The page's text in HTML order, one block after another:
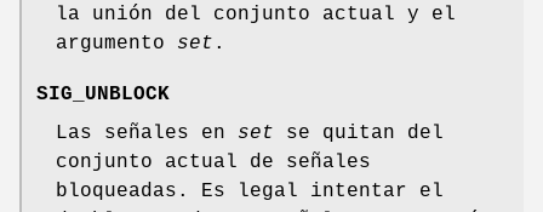
la unión del conjunto actual y el
argumento set .
SIG_UNBLOCK
Las señales en set se quitan del
conjunto actual de señales
bloqueadas. Es legal intentar el